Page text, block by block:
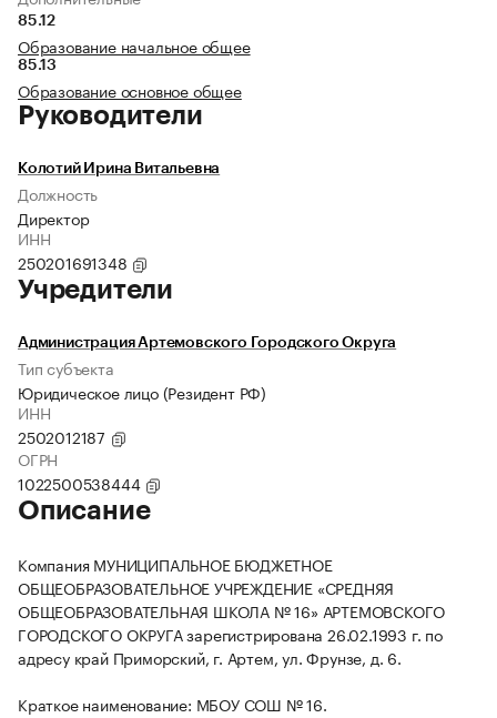
85.12
Образование начальное общее
85.13
Образование основное общее
Руководители
Колотий Ирина Витальевна
Должность
Директор
ИНН
250201691348
Учредители
Администрация Артемовского Городского Округа
Тип субъекта
Юридическое лицо (Резидент РФ)
ИНН
2502012187
ОГРН
1022500538444
Описание
Компания МУНИЦИПАЛЬНОЕ БЮДЖЕТНОЕ
ОБЩЕОБРАЗОВАТЕЛЬНОЕ УЧРЕЖДЕНИЕ «СРЕДНЯЯ
ОБЩЕОБРАЗОВАТЕЛЬНАЯ ШКОЛА № 16» АРТЕМОВСКОГО
ГОРОДСКОГО ОКРУГА зарегистрирована 26.02.1993 г. по
адресу край Приморский, г. Артем, ул. Фрунзе, д. 6.
Краткое наименование: МБОУ СОШ № 16.